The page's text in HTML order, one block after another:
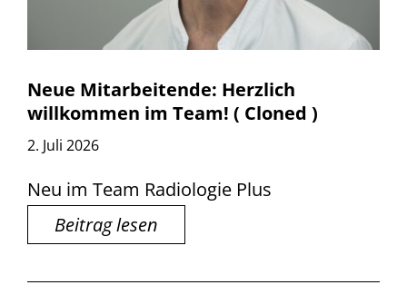
Neue Mitarbeitende: Herzlich
willkommen im Team! ( Cloned )
2. Juli 2026
Neu im Team Radiologie Plus
Beitrag lesen